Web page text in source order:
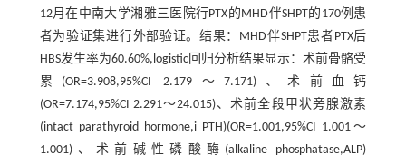
12月在中南大学湘雅三医院行PTX的MHD伴SHPT的170例患
者为验证集进行外部验证。结果：MHD伴SHPT患者PTX后
HBS发生率为60.60%,logistic回归分析结果显示：术前骨骼受
累(OR=3.908,95%CI 2.179～7.171)、术前血钙
(OR=7.174,95%CI 2.291～24.015)、术前全段甲状旁腺激素
(intact parathyroid hormone,i PTH)(OR=1.001,95%CI 1.001～
1.001)、术前碱性磷酸酶(alkaline phosphatase,ALP)